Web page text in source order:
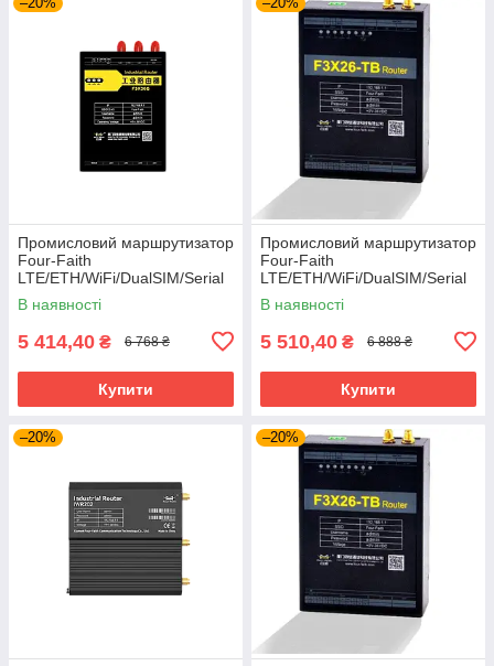
Промисловий маршрутизатор
Four-Faith
LTE/ETH/WiFi/DualSIM/Serial
(F3X36Q)
В наявності
5 414,40 ₴ 6 768 ₴
Купити
Промисловий маршрутизатор
Four-Faith
LTE/ETH/WiFi/DualSIM/Serial
(F3X26-TB-01-RS485)
В наявності
5 510,40 ₴ 6 888 ₴
Купити
–20% –20%